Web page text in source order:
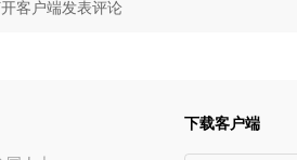
客户端发表评论
下载客户端